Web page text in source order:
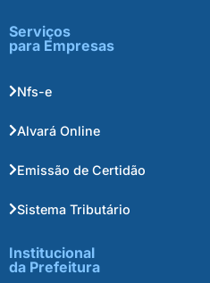
Serviços
para Empresas
Nfs-e
Alvará Online
Emissão de Certidão
Sistema Tributário
Institucional
da Prefeitura